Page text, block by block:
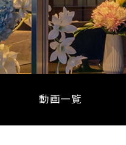
動画一覧